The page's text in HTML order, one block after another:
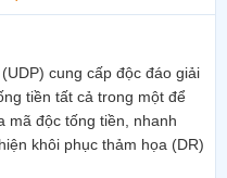
cung cấp độc đáo giải
tiền tất cả trong một để
mã độc tống tiền, nhanh
khôi phục thảm họa (DR)